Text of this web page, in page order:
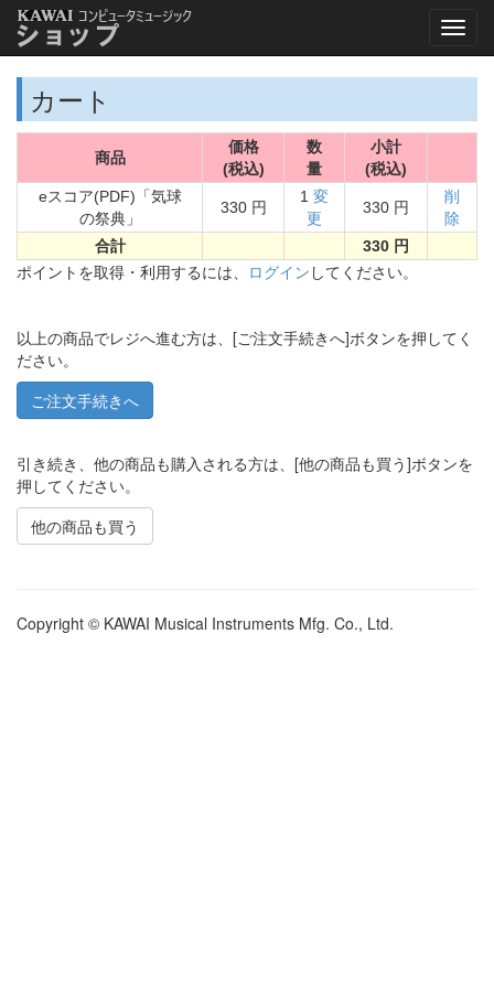
カート
商品
価格
(税込)
数
量
小計
(税込)
eスコア(PDF)「気球
の祭典」
330 円
1 変
更
330 円
削
除
合計
330 円
ポイントを取得・利用するには、 ログイン してください。
以上の商品でレジへ進む方は、[ご注文手続きへ]ボタンを押してく
ださい。
引き続き、他の商品も購入される方は、[他の商品も買う]ボタンを
押してください。
他の商品も買う
Copyright © KAWAI Musical Instruments Mfg. Co., Ltd.